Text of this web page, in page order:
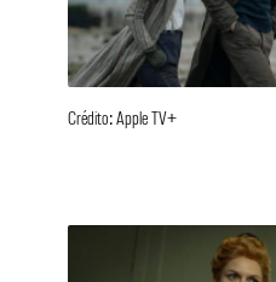
Crédito: Apple TV+